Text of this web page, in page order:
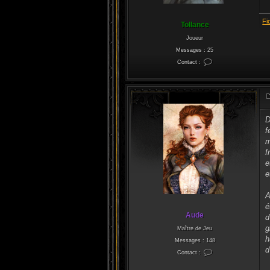
Tollance
Joueur
Messages : 25
Contact :
n
t
t
e
r
o
l
a
n
c
e
Aude
Maître de Jeu
Messages : 148
Contact :